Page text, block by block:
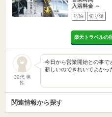
入浴料金 ～
宿泊 切り傷
楽天トラベルの
30代 男
性
今日から営業開始との事で
新しいのできれいでよかっ
関連情報から探す